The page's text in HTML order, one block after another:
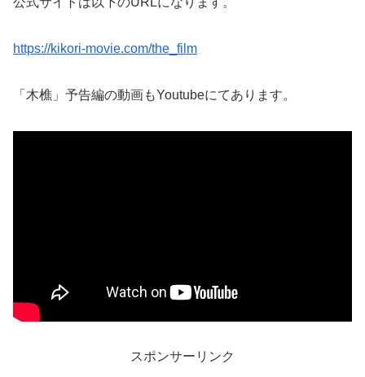
https://kikori-movie.com/the_film
「木樵」予告編の動画もYoutubeにてあります。
スポンサーリンク